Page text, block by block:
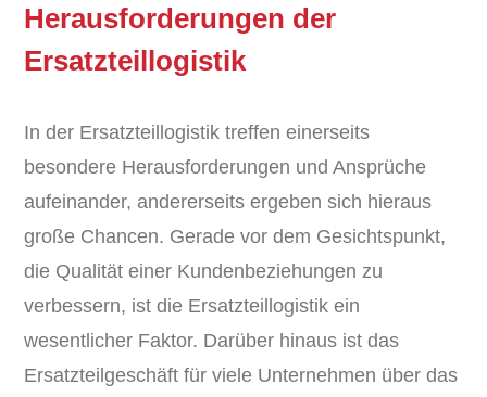
Herausforderungen der
Ersatzteillogistik
In der Ersatzteillogistik treffen einerseits
besondere Herausforderungen und Ansprüche
aufeinander, andererseits ergeben sich hieraus
große Chancen. Gerade vor dem Gesichtspunkt,
die Qualität einer Kundenbeziehungen zu
verbessern, ist die Ersatzteillogistik ein
wesentlicher Faktor. Darüber hinaus ist das
Ersatzteilgeschäft für viele Unternehmen über das